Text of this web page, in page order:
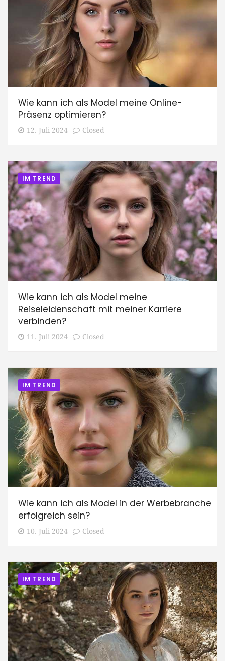
Wie kann ich als Model meine Online-
Präsenz optimieren?
12. Juli 2024 Closed
IM TREND
Wie kann ich als Model meine
Reiseleidenschaft mit meiner Karriere
verbinden?
11. Juli 2024 Closed
IM TREND
Wie kann ich als Model in der Werbebranche
erfolgreich sein?
10. Juli 2024 Closed
IM TREND